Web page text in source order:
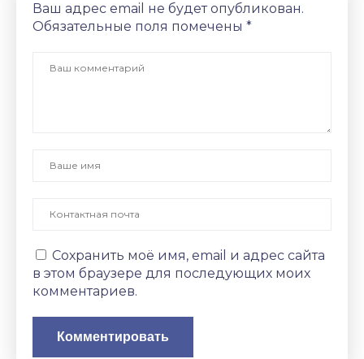
Ваш адрес email не будет опубликован.
Обязательные поля помечены *
Сохранить моё имя, email и адрес сайта
в этом браузере для последующих моих
комментариев.